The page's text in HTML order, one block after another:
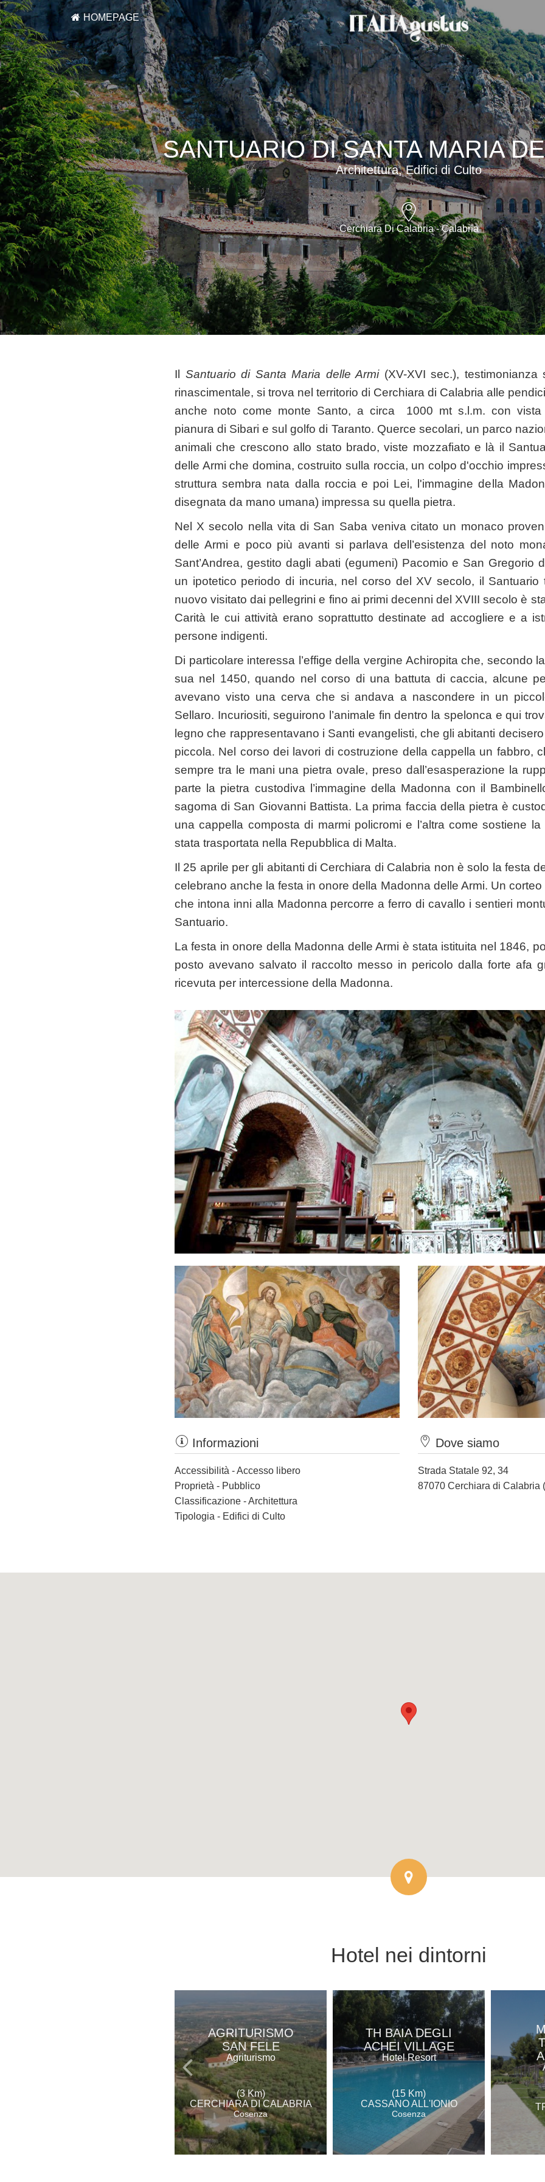
HOMEPAGE
SANTUARIO DI SANTA MARIA
Architettura, Edifici di Culto
Cerchiara Di Calabria - Calabria
Il Santuario di Santa Maria delle Armi(XV-XVI sec.), testimonianza
rinascimentale, si trova nel territorio di Cerchiara di Calabria alle
anche noto come monte Santo, a circa 1000 mt s.l.m. con vista
pianura di Sibari e sul golfo di Taranto. Querce secolari, un parco
animali che crescono allo stato brado, viste mozzafiato e là il
delle Armi che domina, costruito sulla roccia, un colpo d'occhio
struttura sembra nata dalla roccia e poi Lei, l'immagine della
disegnata da mano umana) impressa su quella pietra.
Nel X secolo nella vita di San Saba veniva citato un monaco
delle Armi e poco più avanti si parlava dell’esistenza del noto
Sant’Andrea, gestito dagli abati (egumeni) Pacomio e San Gregorio
un ipotetico periodo di incuria, nel corso del XV secolo, il
nuovo visitato dai pellegrini e fino ai primi decenni del XVIII secolo è
Carità le cui attività erano soprattutto destinate ad accogliere e a
persone indigenti.
Di particolare interessa l’effige della vergine Achiropita che, secondo
sua nel 1450, quando nel corso di una battuta di caccia, alcune
avevano visto una cerva che si andava a nascondere in un
Sellaro. Incuriositi, seguirono l’animale fin dentro la spelonca e qui
legno che rappresentavano i Santi evangelisti, che gli abitanti
piccola. Nel corso dei lavori di costruzione della cappella un fabbro,
sempre tra le mani una pietra ovale, preso dall’esasperazione la
parte la pietra custodiva l’immagine della Madonna con il
sagoma di San Giovanni Battista. La prima faccia della pietra è
una cappella composta di marmi policromi e l’altra come sostiene
stata trasportata nella Repubblica di Malta.
Il 25 aprile per gli abitanti di Cerchiara di Calabria non è solo la festa
celebrano anche la festa in onore della Madonna delle Armi. Un
che intona inni alla Madonna percorre a ferro di cavallo i sentieri
Santuario.
La festa in onore della Madonna delle Armi è stata istituita nel 1846,
posto avevano salvato il raccolto messo in pericolo dalla forte afa
ricevuta per intercessione della Madonna.
Informazioni
Accessibilità - Accesso libero
Proprietà - Pubblico
Classificazione - Architettura
Tipologia - Edifici di Culto
Dove siamo
Strada Statale 92, 34
87070 Cerchiara di Calabria
Hotel nei dintorni
AGRITURISMO
SAN FELE
Agriturismo
(3 Km)
CERCHIARA DI CALABRIA
Cosenza
TH BAIA DEGLI
ACHEI VILLAGE
Hotel Resort
(15 Km)
CASSANO ALL'IONIO
Cosenza